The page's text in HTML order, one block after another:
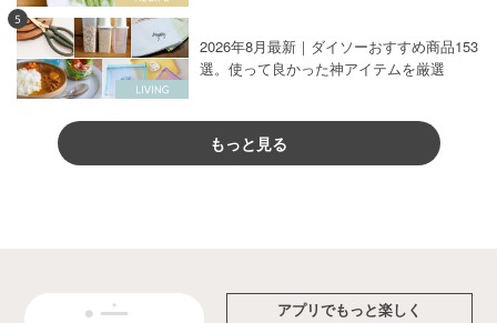
5
2026年8月最新｜ダイソーおすすめ商品153
選。使って良かった神アイテムを厳選
もっと見る
アプリでもっと楽しく